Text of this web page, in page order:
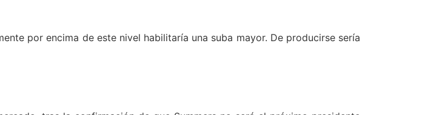
por encima de este nivel habilitaría una suba mayor. De producirse sería